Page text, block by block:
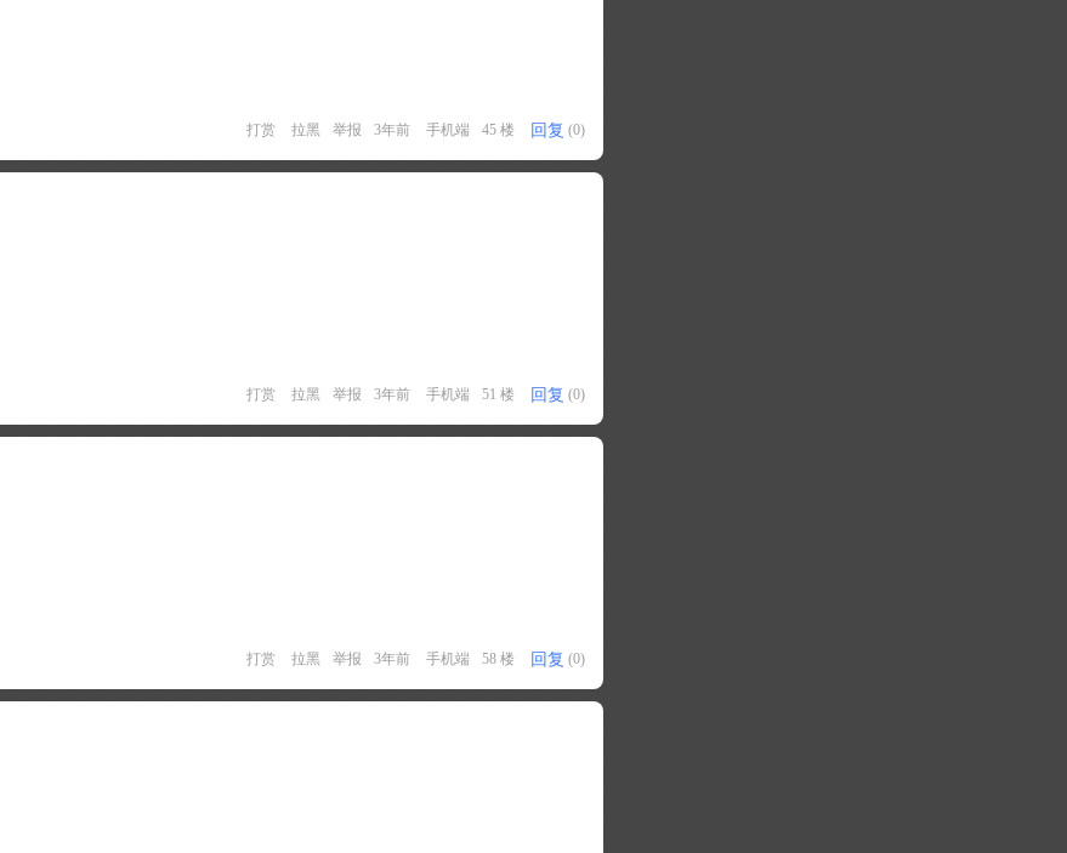
打赏 拉黑 举报 3年前 手机端 45 楼 回复 (0)
打赏 拉黑 举报 3年前 手机端 51 楼 回复 (0)
打赏 拉黑 举报 3年前 手机端 58 楼 回复 (0)